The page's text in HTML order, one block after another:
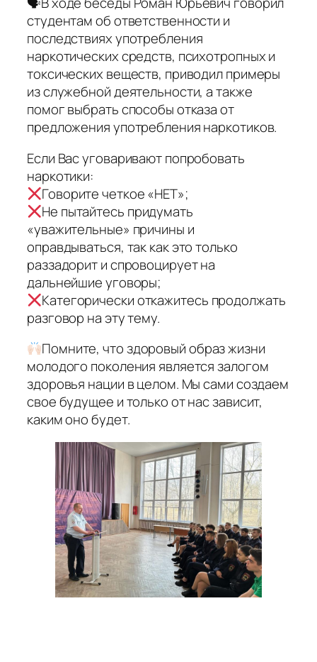
студентам об ответственности и
последствиях употребления
наркотических средств, психотропных и
токсических веществ, приводил примеры
из служебной деятельности, а также
помог выбрать способы отказа от
предложения употребления наркотиков.
Если Вас уговаривают попробовать
наркотики:
Говорите четкое «НЕТ»;
Не пытайтесь придумать
«уважительные» причины и
оправдываться, так как это только
раззадорит и спровоцирует на
дальнейшие уговоры;
Категорически откажитесь продолжать
разговор на эту тему.
Помните, что здоровый образ жизни
молодого поколения является залогом
здоровья нации в целом. Мы сами создаем
свое будущее и только от нас зависит,
каким оно будет.